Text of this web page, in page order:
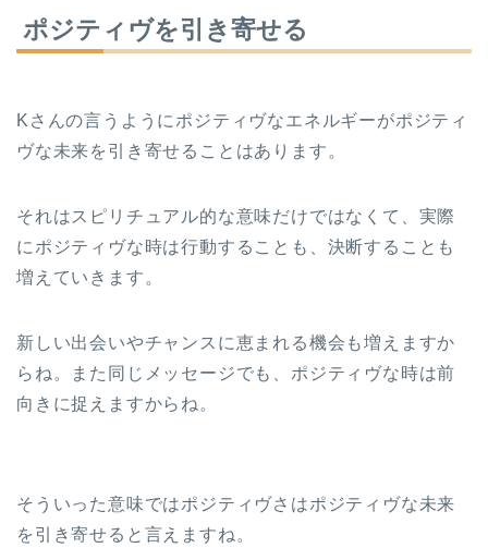
ポジティヴを引き寄せる
Kさんの言うようにポジティヴなエネルギーがポジティ
ヴな未来を引き寄せることはあります。
それはスピリチュアル的な意味だけではなくて、実際
にポジティヴな時は行動することも、決断することも
増えていきます。
新しい出会いやチャンスに恵まれる機会も増えますか
らね。また同じメッセージでも、ポジティヴな時は前
向きに捉えますからね。
そういった意味ではポジティヴさはポジティヴな未来
を引き寄せると言えますね。